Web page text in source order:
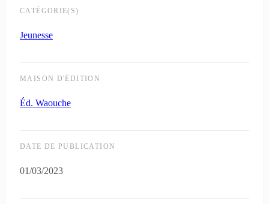
CATÉGORIE(S)
Jeunesse
MAISON D'ÉDITION
Éd. Waouche
DATE DE PUBLICATION
01/03/2023